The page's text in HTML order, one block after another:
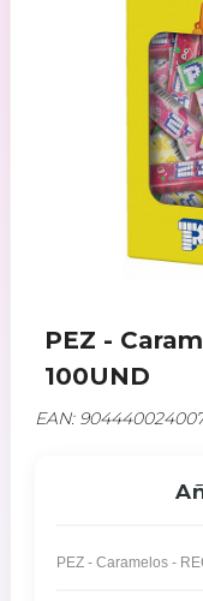
PEZ -
100UND
EAN:
PEZ - Caramelos -